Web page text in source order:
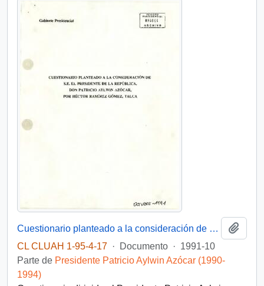
Cuestionario planteado a la consideración de S.E. El Presidente de la República, Don Patricio Aylwin Azócar, por Héctor Ramírez Gómez, Talca
CL CLUAH 1-95-4-17 · Documento · 1991-10
Parte de Presidente Patricio Aylwin Azócar (1990-
1994)